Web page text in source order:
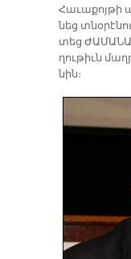
նեց
տեց
ղու­թիւն
նին։